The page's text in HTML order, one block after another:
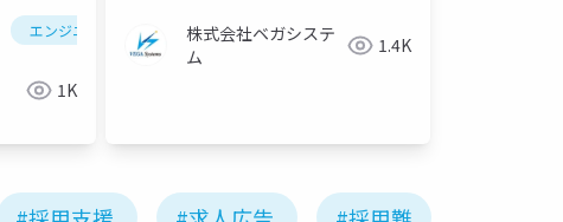
エンジニアマネージャー 対話
1K
株式会社ベガシステ
ム
1.4K